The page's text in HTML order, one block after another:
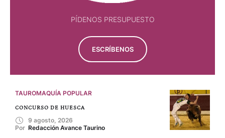
PÍDENOS PRESUPUESTO
ESCRÍBENOS
TAUROMAQUÍA POPULAR
CONCURSO DE HUESCA
9 agosto, 2026
Por Redacción Avance Taurino